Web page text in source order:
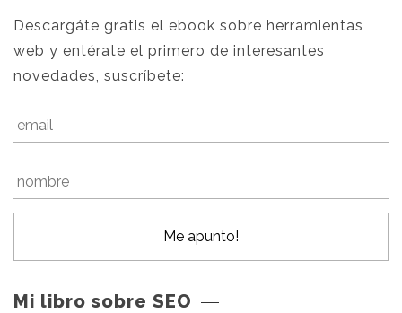
Descargáte gratis el ebook sobre herramientas
web y entérate el primero de interesantes
novedades, suscríbete:
Mi libro sobre SEO